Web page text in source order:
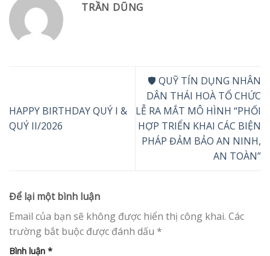
TRẦN DŨNG
HAPPY BIRTHDAY QUÝ I &
QUÝ II/2026
🛡️ QUỸ TÍN DỤNG NHÂN
DÂN THÁI HOÀ TỔ CHỨC
LỄ RA MẮT MÔ HÌNH “PHỐI
HỢP TRIỂN KHAI CÁC BIỆN
PHÁP ĐẢM BẢO AN NINH,
AN TOÀN”
Để lại một bình luận
Email của bạn sẽ không được hiển thị công khai. Các
trường bắt buộc được đánh dấu *
Bình luận *